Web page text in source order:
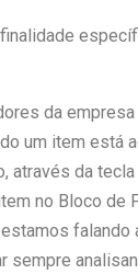
da
um item está
através da
no Bloco de
falando
sempre